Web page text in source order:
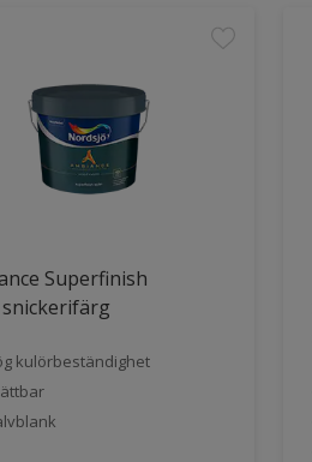
Superfinish
kulörbeständighet